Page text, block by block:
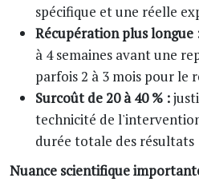
spécifique et une réelle
Récupération plus longue
à 4 semaines avant une
parfois 2 à 3 mois pour le
Surcoût de 20 à 40 % :
technicité de
durée totale des résultats
Nuance scientifique